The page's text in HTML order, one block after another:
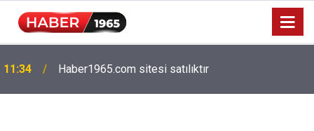
15:52
hesaplarda